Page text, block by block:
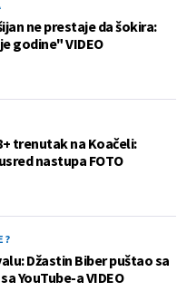
ne prestaje da šokira:
godine" VIDEO
trenutak na Koačeli:
nastupa FOTO
Džastin Biber puštao sa
YouTube-a VIDEO